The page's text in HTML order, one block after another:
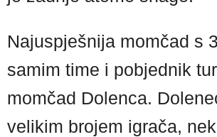
Najuspješnija momčad s
samim time i pobjednik
momčad Dolenca.
velikim brojem igrača,